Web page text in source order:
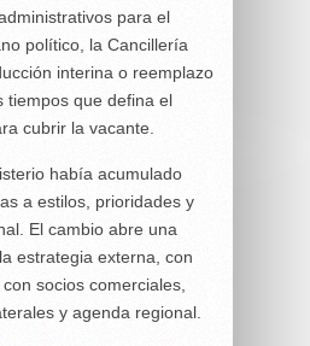
para el
político, la Cancillería
interina o reemplazo
tiempos que defina el
cubrir la vacante.
había acumulado
a estilos, prioridades y
El cambio abre una
estrategia externa, con
socios comerciales,
y agenda regional.